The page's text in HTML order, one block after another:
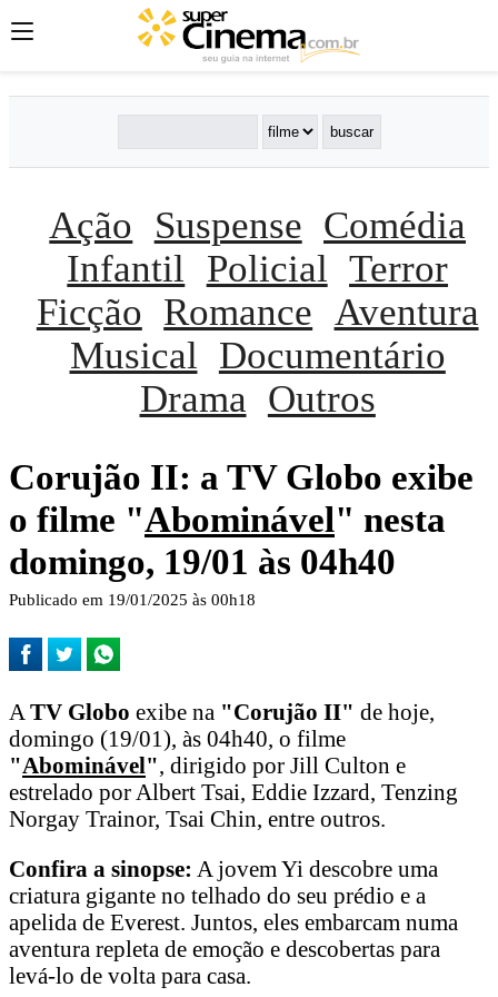
Ação Suspense Comédia
Infantil
Policial Terror
Ficção Romance Aventura
Musical
Documentário
Drama Outros
Corujão II: a TV Globo exibe
o filme "Abominável" nesta
domingo, 19/01 às 04h40
Publicado em 19/01/2025 às 00h18
A TV Globo exibe na "Corujão II" de hoje,
domingo (19/01), às 04h40, o filme
"Abominável", dirigido por Jill Culton e
estrelado por Albert Tsai, Eddie Izzard, Tenzing
Norgay Trainor, Tsai Chin, entre outros.
Confira a sinopse: A jovem Yi descobre uma
criatura gigante no telhado do seu prédio e a
apelida de Everest. Juntos, eles embarcam numa
aventura repleta de emoção e descobertas para
levá-lo de volta para casa.